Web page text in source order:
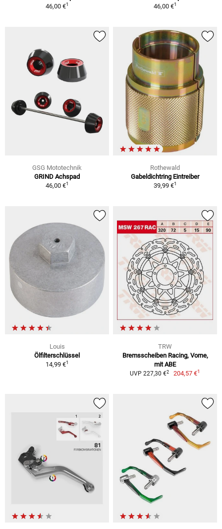
46,00 €1
46,00 €1
GSG Mototechnik
GRIND Achspad
46,00 €1
Rothewald
Gabeldichtring Eintreiber
39,99 €1
Louis
Ölfilterschlüssel
14,99 €1
TRW
Bremsscheiben Racing, Vorne,
mit ABE
UVP 227,30 €2 204,57 €1